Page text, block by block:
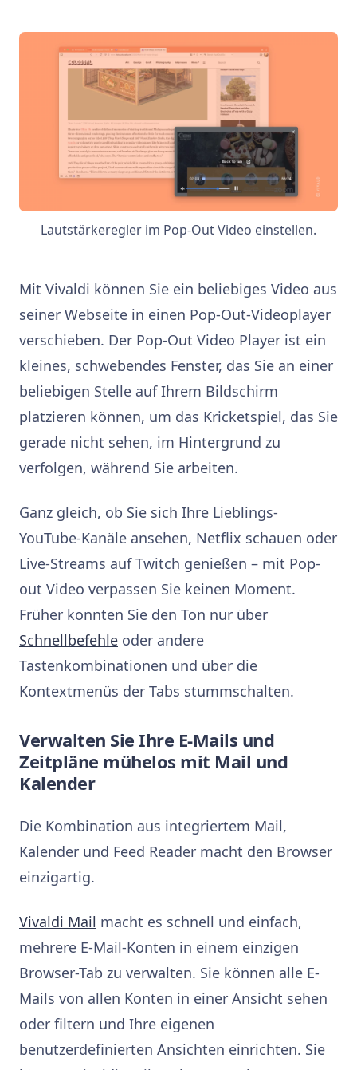
Lautstärkeregler im Pop-Out Video einstellen.
Mit Vivaldi können Sie ein beliebiges Video aus
seiner Webseite in einen Pop-Out-Videoplayer
verschieben. Der Pop-Out Video Player ist ein
kleines, schwebendes Fenster, das Sie an einer
beliebigen Stelle auf Ihrem Bildschirm
platzieren können, um das Kricketspiel, das Sie
gerade nicht sehen, im Hintergrund zu
verfolgen, während Sie arbeiten.
Ganz gleich, ob Sie sich Ihre Lieblings-
YouTube-Kanäle ansehen, Netflix schauen oder
Live-Streams auf Twitch genießen – mit Pop-
out Video verpassen Sie keinen Moment.
Früher konnten Sie den Ton nur über
Schnellbefehle oder andere
Tastenkombinationen und über die
Kontextmenüs der Tabs stummschalten.
Verwalten Sie Ihre E-Mails und
Zeitpläne mühelos mit Mail und
Kalender
Die Kombination aus integriertem Mail,
Kalender und Feed Reader macht den Browser
einzigartig.
Vivaldi Mail macht es schnell und einfach,
mehrere E-Mail-Konten in einem einzigen
Browser-Tab zu verwalten. Sie können alle E-
Mails von allen Konten in einer Ansicht sehen
oder filtern und Ihre eigenen
benutzerdefinierten Ansichten einrichten. Sie